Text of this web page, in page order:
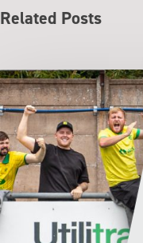
Related Posts